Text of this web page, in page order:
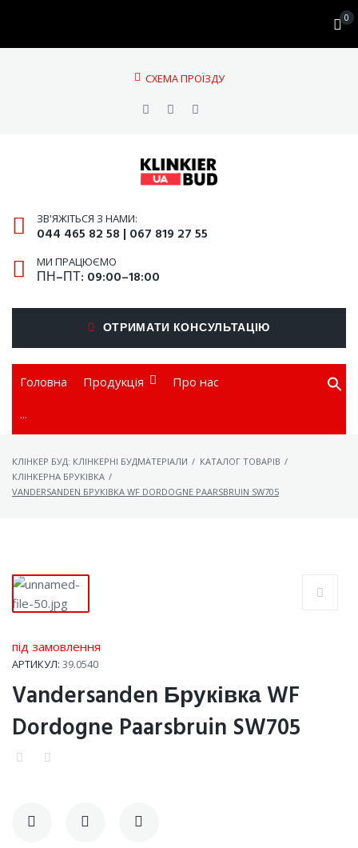
0
CХЕМА ПРОЇЗДУ
ЗВ'ЯЖІТЬСЯ З НАМИ:
044 465 82 58 | 067 819 27 55
МИ ПРАЦЮЄМО
ПН–ПТ: 09:00–18:00
ОТРИМАТИ КОНСУЛЬТАЦІЮ
Головна Продукція Про нас
···
КЛІНКЕР БУД: КЛІНКЕРНІ БУДМАТЕРІАЛИ / КАТАЛОГ ТОВАРІВ /
КЛІНКЕРНА БРУКІВКА /
VANDERSANDEN БРУКІВКА WF DORDOGNE PAARSBRUIN SW705
під замовлення
АРТИКУЛ: 39.0540
Vandersanden Бруківка WF
Dordogne Paarsbruin SW705